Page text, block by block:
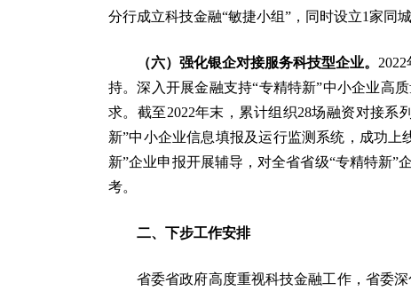
分行成立科技金融“敏捷小组”，同时设立1家同
（六）强化银企对接服务科技型企业。
持。深入开展金融支持“专精特新”中小企业高
求。截至2022年末，累计组织28场融资对接系
新”中小企业信息填报及运行监测系统，成功
新”企业申报开展辅导，对全省省级“专精特新
考。
二、下步工作安排
省委省政府高度重视科技金融工作，省委